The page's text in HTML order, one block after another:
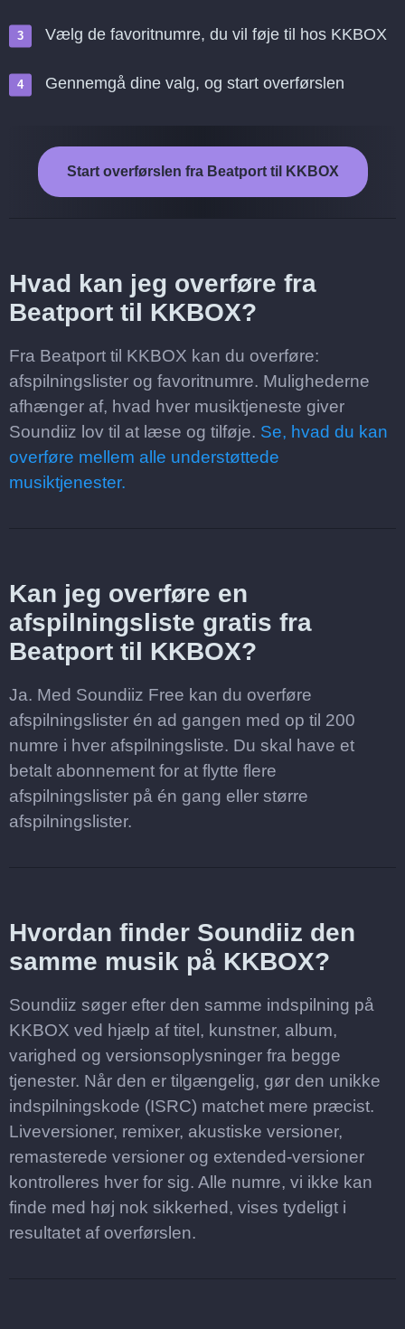
Vælg de favoritnumre, du vil føje til hos KKBOX
Gennemgå dine valg, og start overførslen
Start overførslen fra Beatport til KKBOX
Hvad kan jeg overføre fra
Beatport til KKBOX?
Fra Beatport til KKBOX kan du overføre:
afspilningslister og favoritnumre. Mulighederne
afhænger af, hvad hver musiktjeneste giver
Soundiiz lov til at læse og tilføje. Se, hvad du kan
overføre mellem alle understøttede
musiktjenester.
Kan jeg overføre en
afspilningsliste gratis fra
Beatport til KKBOX?
Ja. Med Soundiiz Free kan du overføre
afspilningslister én ad gangen med op til 200
numre i hver afspilningsliste. Du skal have et
betalt abonnement for at flytte flere
afspilningslister på én gang eller større
afspilningslister.
Hvordan finder Soundiiz den
samme musik på KKBOX?
Soundiiz søger efter den samme indspilning på
KKBOX ved hjælp af titel, kunstner, album,
varighed og versionsoplysninger fra begge
tjenester. Når den er tilgængelig, gør den unikke
indspilningskode (ISRC) matchet mere præcist.
Liveversioner, remixer, akustiske versioner,
remasterede versioner og extended-versioner
kontrolleres hver for sig. Alle numre, vi ikke kan
finde med høj nok sikkerhed, vises tydeligt i
resultatet af overførslen.